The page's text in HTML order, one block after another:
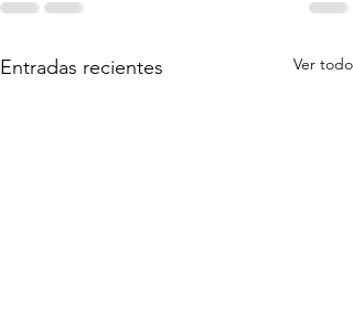
Entradas recientes Ver todo